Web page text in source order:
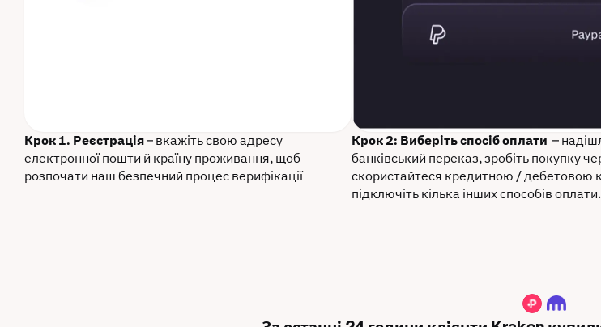
Крок 1. Реєстрація– вкажіть свою адресу
електронної пошти й країну проживання, щоб
розпочати наш безпечний процес верифікації
Крок 2: Виберіть спосіб оплати –
банківський переказ, зробіть покупку
скористайтеся кредитною / дебетовою
підключіть кілька інших способів оплати.
POLS